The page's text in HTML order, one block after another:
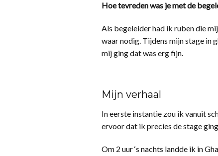
Hoe tevreden was je met de
Als begeleider had ik ruben die
waar nodig. Tijdens mijn stage in
mij ging dat was erg fijn.
Mijn verhaal
In eerste instantie zou ik vanuit
ervoor dat ik precies de stage
Om 2 uur ‘s nachts landde ik in